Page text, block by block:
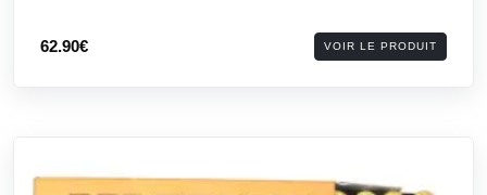
62.90€ VOIR LE PRODUIT